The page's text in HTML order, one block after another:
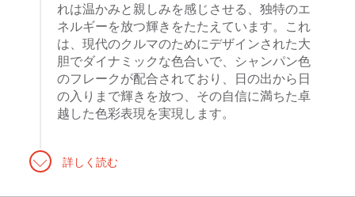
れは温かみと親しみを感じさせる、独特のエ
ネルギーを放つ輝きをたたえています。これ
は、現代のクルマのためにデザインされた大
胆でダイナミックな色合いで、シャンパン色
のフレークが配合されており、日の出から日
の入りまで輝きを放つ、その自信に満ちた卓
越した色彩表現を実現します。
詳しく読む